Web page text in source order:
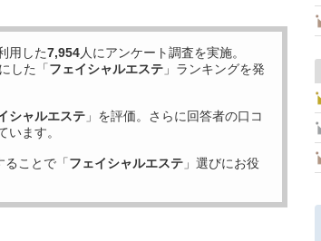
用した7,954人にアンケート調査を実施。
した「フェイシャルエステ 」ランキングを発
シャルエステ 」を評価。さらに回答者の口コ
います。
ることで「フェイシャルエステ 」選びにお役